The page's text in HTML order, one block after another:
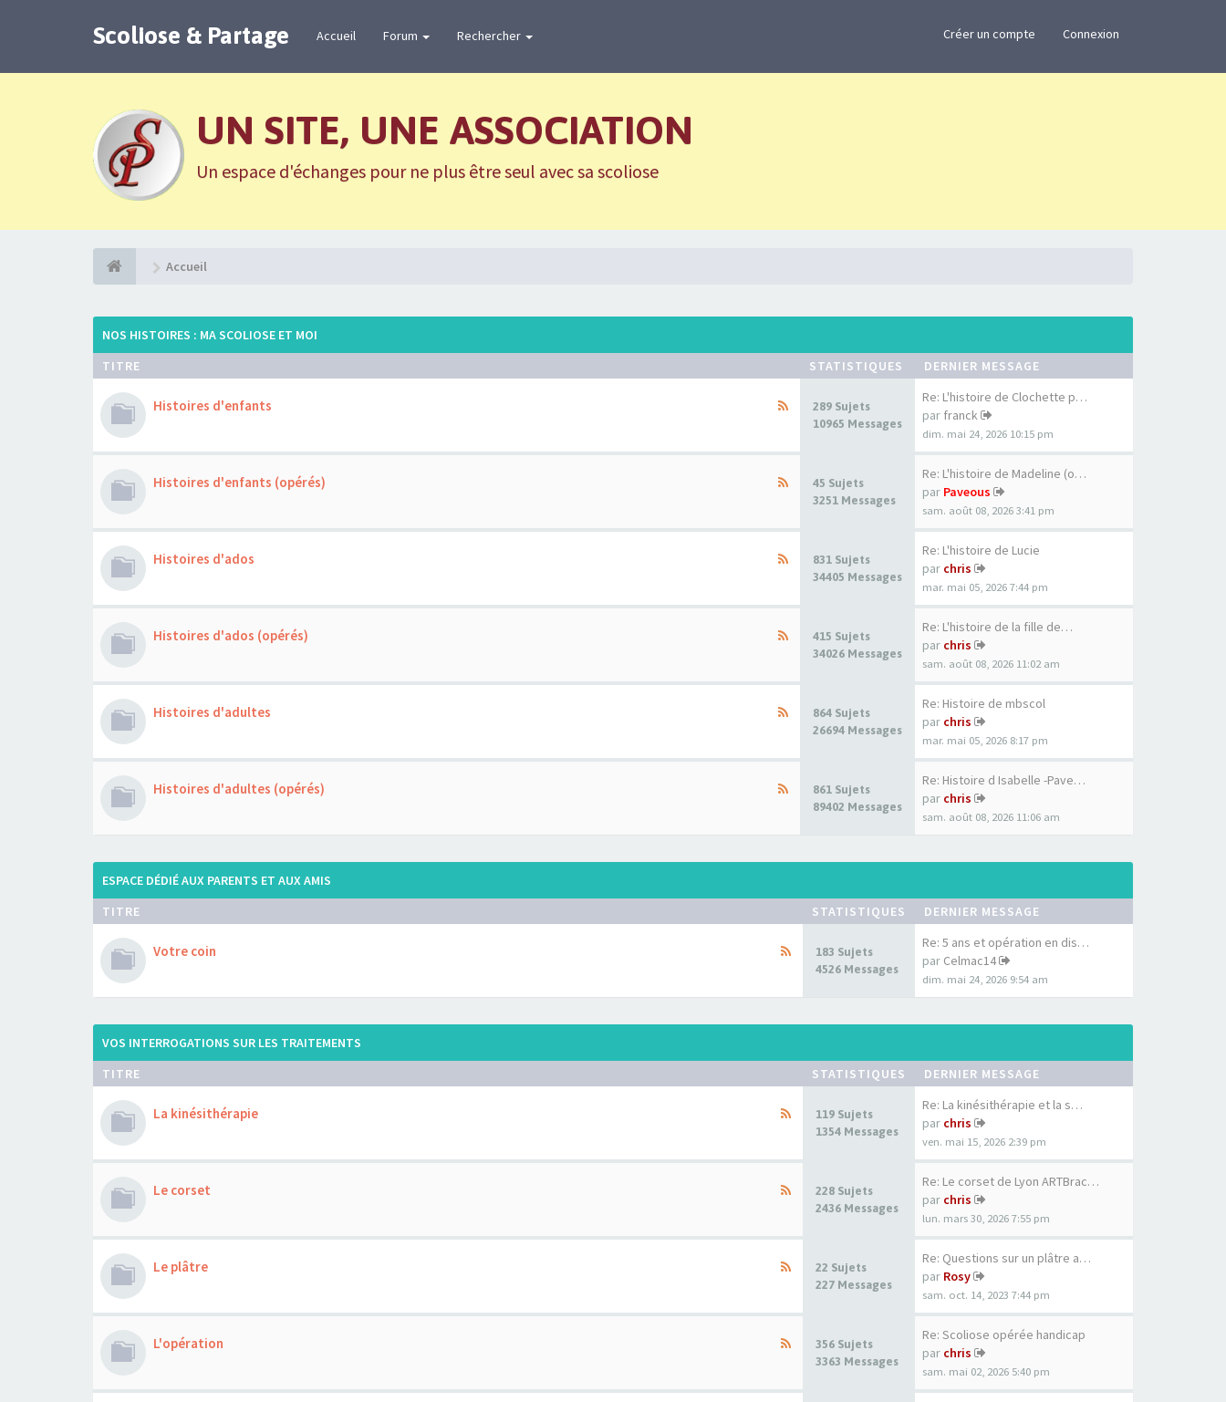
Scoliose & Partage Accueil Forum Rechercher Créer un compte Connexion
UN SITE, UNE ASSOCIATION
Un espace d'échanges pour ne plus être seul avec sa scoliose
Accueil
NOS HISTOIRES : MA SCOLIOSE ET MOI
TITRE
STATISTIQUES DERNIER MESSAGE
Histoires d'enfants
289 Sujets
10965 Messages
Re: L'histoire de Clochette p…
par franck
dim. mai 24, 2026 10:15 pm
Histoires d'enfants (opérés)
45 Sujets
3251 Messages
Re: L'histoire de Madeline (o…
par Paveous
sam. août 08, 2026 3:41 pm
Histoires d'ados
831 Sujets
34405 Messages
Re: L'histoire de Lucie
par chris
mar. mai 05, 2026 7:44 pm
Histoires d'ados (opérés)
415 Sujets
34026 Messages
Re: L'histoire de la fille de…
par chris
sam. août 08, 2026 11:02 am
Histoires d'adultes
864 Sujets
26694 Messages
Re: Histoire de mbscol
par chris
mar. mai 05, 2026 8:17 pm
Histoires d'adultes (opérés)
861 Sujets
89402 Messages
Re: Histoire d Isabelle -Pave…
par chris
sam. août 08, 2026 11:06 am
ESPACE DÉDIÉ AUX PARENTS ET AUX AMIS
TITRE
STATISTIQUES DERNIER MESSAGE
Votre coin
183 Sujets
4526 Messages
Re: 5 ans et opération en dis…
par Celmac14
dim. mai 24, 2026 9:54 am
VOS INTERROGATIONS SUR LES TRAITEMENTS
TITRE
STATISTIQUES DERNIER MESSAGE
La kinésithérapie
119 Sujets
1354 Messages
Re: La kinésithérapie et la s…
par chris
ven. mai 15, 2026 2:39 pm
Le corset
228 Sujets
2436 Messages
Re: Le corset de Lyon ARTBrac…
par chris
lun. mars 30, 2026 7:55 pm
Le plâtre
22 Sujets
227 Messages
Re: Questions sur un plâtre a…
par Rosy
sam. oct. 14, 2023 7:44 pm
L'opération
356 Sujets
3363 Messages
Re: Scoliose opérée handicap
par chris
sam. mai 02, 2026 5:40 pm